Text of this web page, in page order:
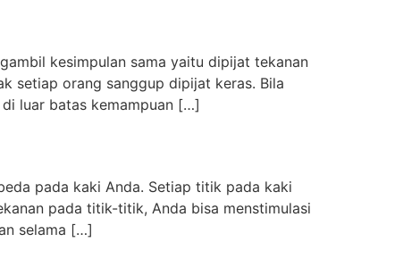
kesimpulan sama yaitu dipijat tekanan
setiap orang sanggup dipijat keras. Bila
luar batas kemampuan […]
pada kaki Anda. Setiap titik pada kaki
pada titik-titik, Anda bisa menstimulasi
selama […]